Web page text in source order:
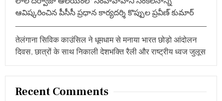
ఆవిష్కరించిన పీసీసీ ప్రధాన కార్యదర్శి కొప్పుల ప్రవీణ్ కుమార్
तेलंगाना सिविक काउंसिल ने धूमधाम से मनाया भारत छोड़ो आंदोलन
दिवस, छात्रों के साथ निकाली देशभक्ति रैली और राष्ट्रीय ध्वज जुलूस
Recent Comments